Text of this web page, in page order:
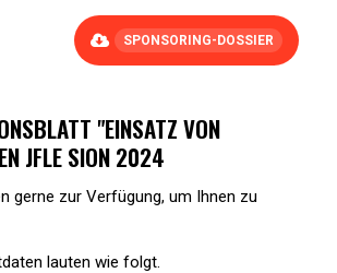
SPONSORING-DOSSIER
"EINSATZ VON
JFLE SION 2024
gerne zur Verfügung, um Ihnen zu
lauten wie folgt.